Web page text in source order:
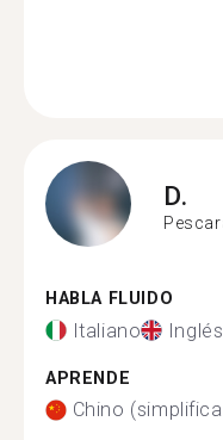
D.
HABLA FLUIDO
Italiano Inglés
APRENDE
Chino